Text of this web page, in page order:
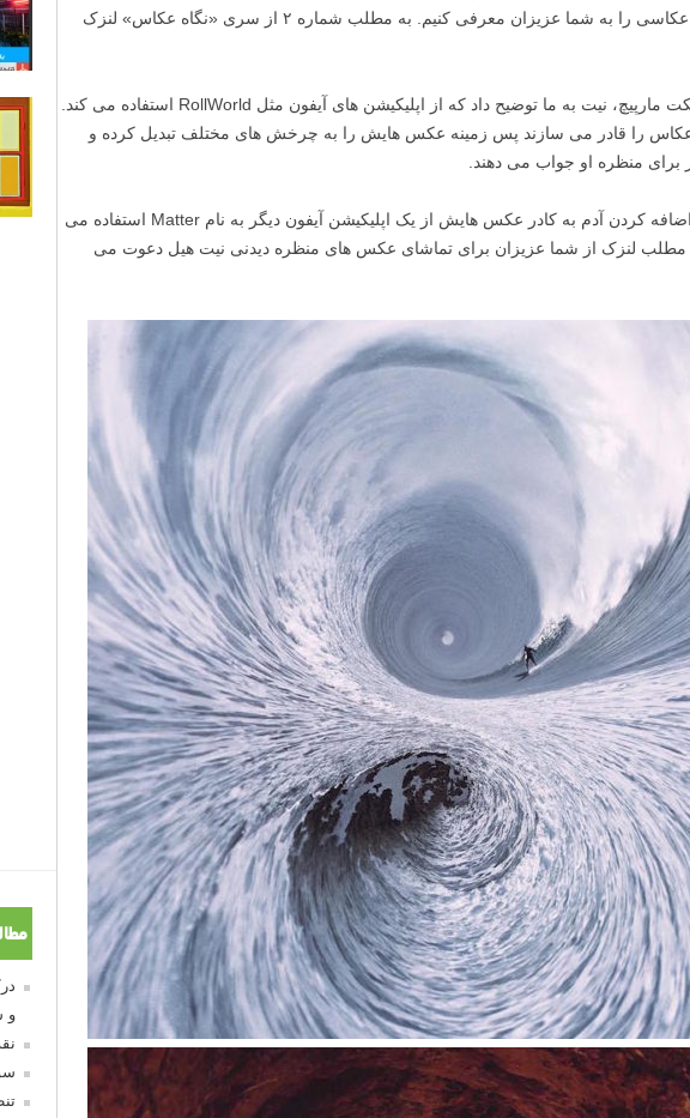
ژانر های مختلف عکاسی را به شما عزیزان معرفی کنیم. به مطلب شماره ۲ از سری «نگاه عکاس» لنزک
برای خلق این افکت مارپیچ، نیت به ما توضیح داد که از اپلیکیشن های آیفون مثل RollWorld استفاده می کند.
عکاس را قادر می سازند پس زمینه عکس هایش را به چرخش های مختلف تبدیل کرده و
برای منظره او جواب می دهند.
نیت سپس برای اضافه کردن آدم به کادر عکس هایش از یک اپلیکیشن آیفون دیگر به نام Matter استفاده می
مطلب لنزک از شما عزیزان برای تماشای عکس های منظره دیدنی نیت هیل دعوت می
و